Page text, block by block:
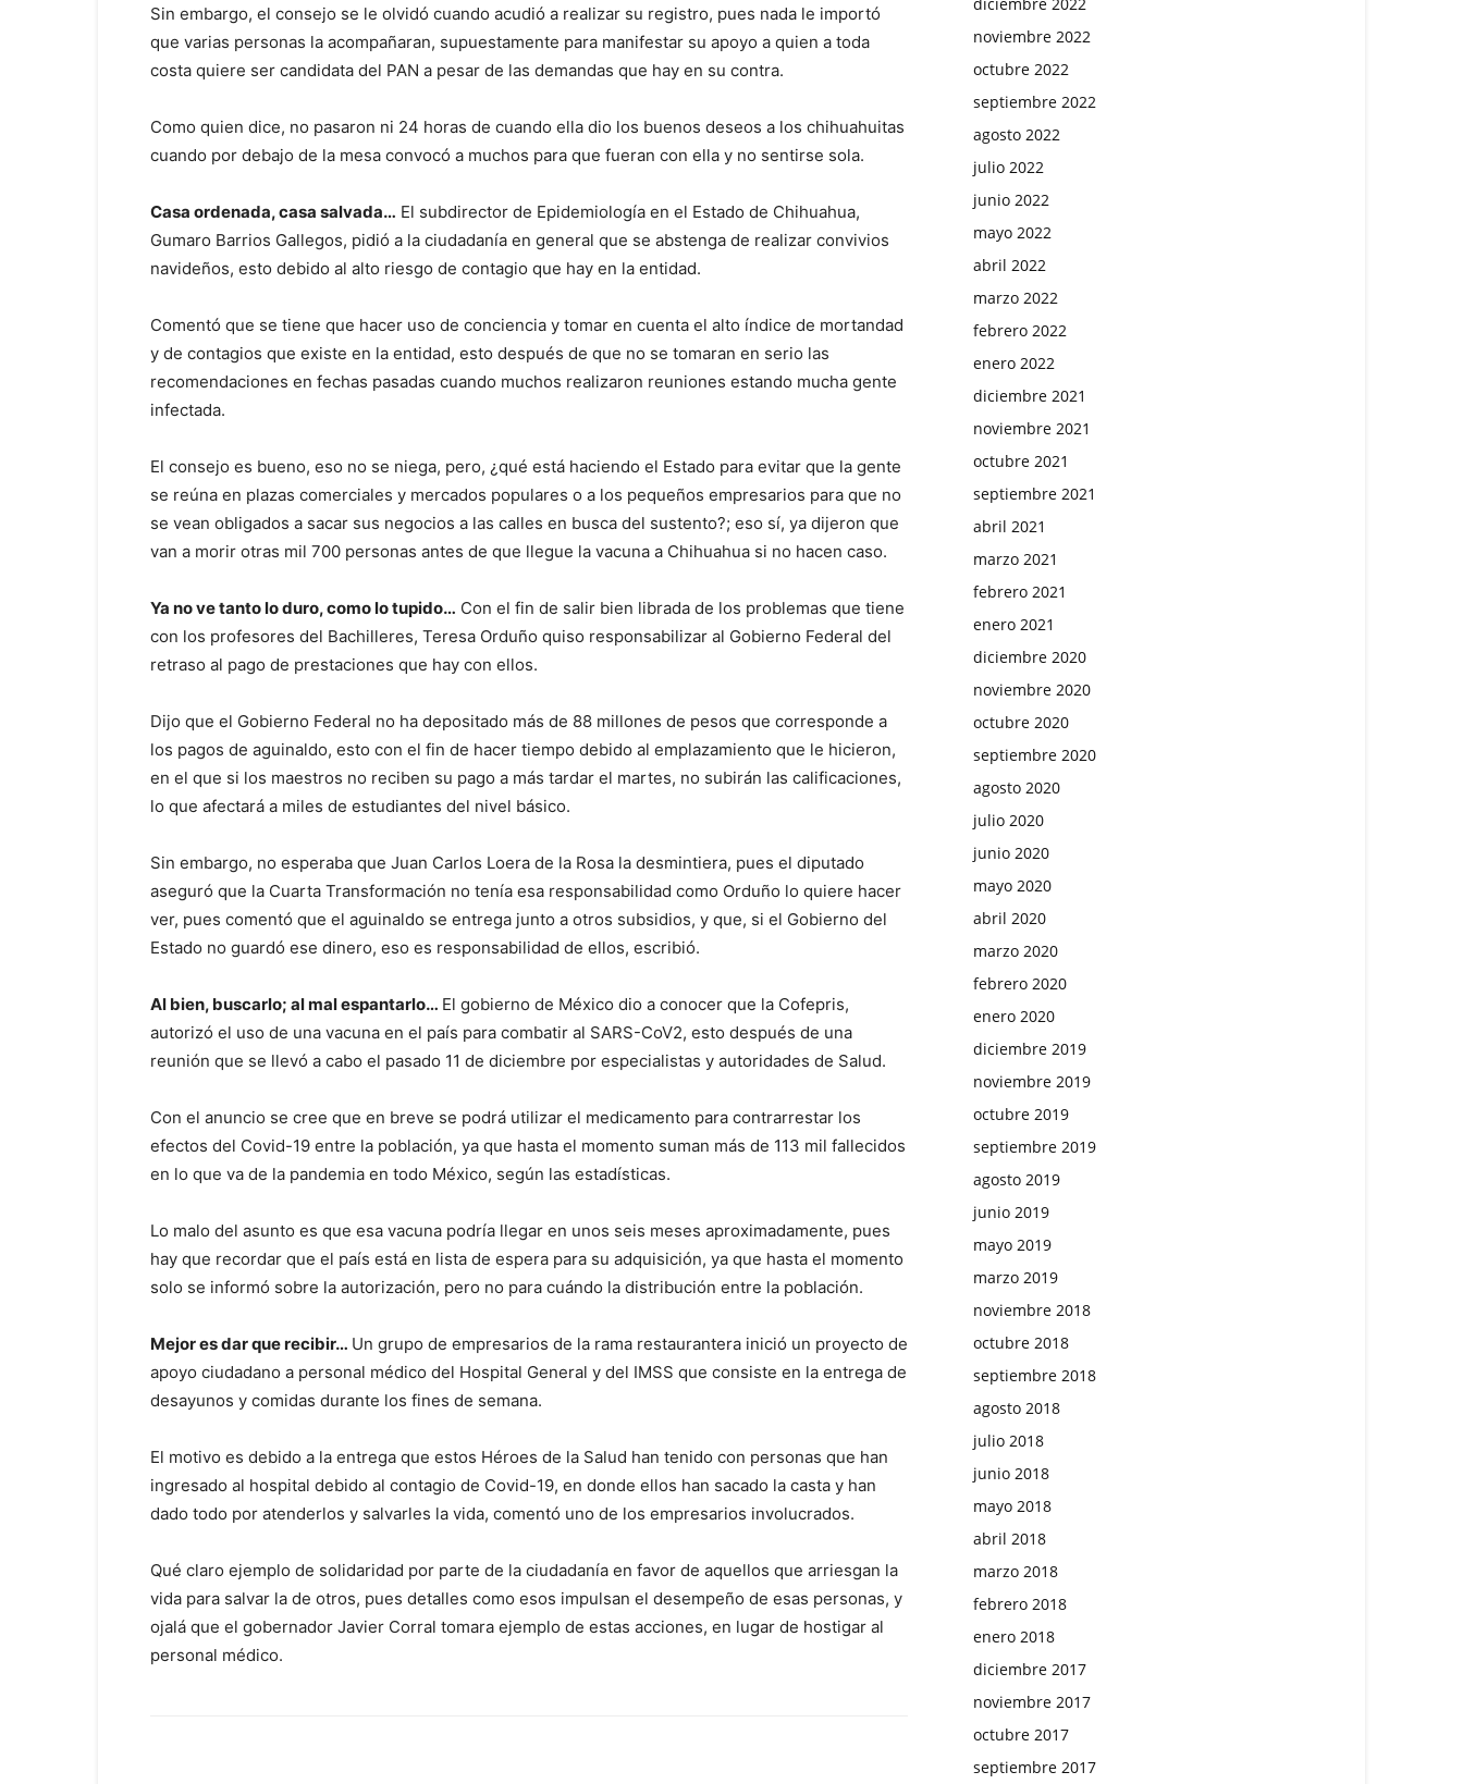
Sin embargo, el consejo se le olvidó cuando acudió a realizar su registro, pues nada le importó
que varias personas la acompañaran, supuestamente para manifestar su apoyo a quien a toda
costa quiere ser candidata del PAN a pesar de las demandas que hay en su contra.
Como quien dice, no pasaron ni 24 horas de cuando ella dio los buenos deseos a los chihuahuitas
cuando por debajo de la mesa convocó a muchos para que fueran con ella y no sentirse sola.
Casa ordenada, casa salvada… El subdirector de Epidemiología en el Estado de Chihuahua,
Gumaro Barrios Gallegos, pidió a la ciudadanía en general que se abstenga de realizar convivios
navideños, esto debido al alto riesgo de contagio que hay en la entidad.
Comentó que se tiene que hacer uso de conciencia y tomar en cuenta el alto índice de mortandad
y de contagios que existe en la entidad, esto después de que no se tomaran en serio las
recomendaciones en fechas pasadas cuando muchos realizaron reuniones estando mucha gente
infectada.
El consejo es bueno, eso no se niega, pero, ¿qué está haciendo el Estado para evitar que la gente
se reúna en plazas comerciales y mercados populares o a los pequeños empresarios para que no
se vean obligados a sacar sus negocios a las calles en busca del sustento?; eso sí, ya dijeron que
van a morir otras mil 700 personas antes de que llegue la vacuna a Chihuahua si no hacen caso.
Ya no ve tanto lo duro, como lo tupido… Con el fin de salir bien librada de los problemas que tiene
con los profesores del Bachilleres, Teresa Orduño quiso responsabilizar al Gobierno Federal del
retraso al pago de prestaciones que hay con ellos.
Dijo que el Gobierno Federal no ha depositado más de 88 millones de pesos que corresponde a
los pagos de aguinaldo, esto con el fin de hacer tiempo debido al emplazamiento que le hicieron,
en el que si los maestros no reciben su pago a más tardar el martes, no subirán las calificaciones,
lo que afectará a miles de estudiantes del nivel básico.
Sin embargo, no esperaba que Juan Carlos Loera de la Rosa la desmintiera, pues el diputado
aseguró que la Cuarta Transformación no tenía esa responsabilidad como Orduño lo quiere hacer
ver, pues comentó que el aguinaldo se entrega junto a otros subsidios, y que, si el Gobierno del
Estado no guardó ese dinero, eso es responsabilidad de ellos, escribió.
Al bien, buscarlo; al mal espantarlo… El gobierno de México dio a conocer que la Cofepris,
autorizó el uso de una vacuna en el país para combatir al SARS-CoV2, esto después de una
reunión que se llevó a cabo el pasado 11 de diciembre por especialistas y autoridades de Salud.
Con el anuncio se cree que en breve se podrá utilizar el medicamento para contrarrestar los
efectos del Covid-19 entre la población, ya que hasta el momento suman más de 113 mil fallecidos
en lo que va de la pandemia en todo México, según las estadísticas.
Lo malo del asunto es que esa vacuna podría llegar en unos seis meses aproximadamente, pues
hay que recordar que el país está en lista de espera para su adquisición, ya que hasta el momento
solo se informó sobre la autorización, pero no para cuándo la distribución entre la población.
Mejor es dar que recibir… Un grupo de empresarios de la rama restaurantera inició un proyecto de
apoyo ciudadano a personal médico del Hospital General y del IMSS que consiste en la entrega de
desayunos y comidas durante los fines de semana.
El motivo es debido a la entrega que estos Héroes de la Salud han tenido con personas que han
ingresado al hospital debido al contagio de Covid-19, en donde ellos han sacado la casta y han
dado todo por atenderlos y salvarles la vida, comentó uno de los empresarios involucrados.
Qué claro ejemplo de solidaridad por parte de la ciudadanía en favor de aquellos que arriesgan la
vida para salvar la de otros, pues detalles como esos impulsan el desempeño de esas personas, y
ojalá que el gobernador Javier Corral tomara ejemplo de estas acciones, en lugar de hostigar al
personal médico.
noviembre 2022
octubre 2022
septiembre 2022
agosto 2022
julio 2022
junio 2022
mayo 2022
abril 2022
marzo 2022
febrero 2022
enero 2022
diciembre 2021
noviembre 2021
octubre 2021
septiembre 2021
abril 2021
marzo 2021
febrero 2021
enero 2021
diciembre 2020
noviembre 2020
octubre 2020
septiembre 2020
agosto 2020
julio 2020
junio 2020
mayo 2020
abril 2020
marzo 2020
febrero 2020
enero 2020
diciembre 2019
noviembre 2019
octubre 2019
septiembre 2019
agosto 2019
junio 2019
mayo 2019
marzo 2019
noviembre 2018
octubre 2018
septiembre 2018
agosto 2018
julio 2018
junio 2018
mayo 2018
abril 2018
marzo 2018
febrero 2018
enero 2018
diciembre 2017
noviembre 2017
octubre 2017
septiembre 2017